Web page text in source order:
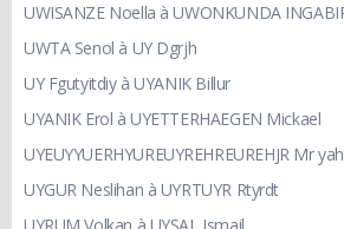
UWISANZE Noella à UWONKUNDA
UWTA Senol à UY Dgrjh
UY Fgutyitdiy à UYANIK Billur
UYANIK Erol à UYETTERHAEGEN Mickael
UYEUYYUERHYUREUYREHREUREHJR Mr
UYGUR Neslihan à UYRTUYR Rtyrdt